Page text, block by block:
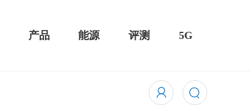
产品 能源 评测 5G